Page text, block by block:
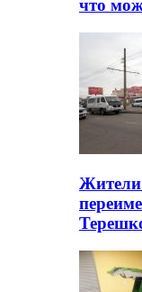
что
Жители